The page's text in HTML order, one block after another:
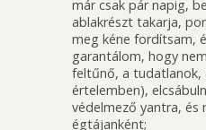
már csak pár napig,
ablakrészt takarja,
meg kéne fordítsam,
garantálom, hogy
feltűnő, a tudatlanok,
értelemben),
védelmező yantra, és
égtájanként;